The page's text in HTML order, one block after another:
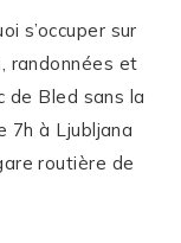
s’occuper sur
randonnées et
de Bled sans la
7h à Ljubljana
routière de